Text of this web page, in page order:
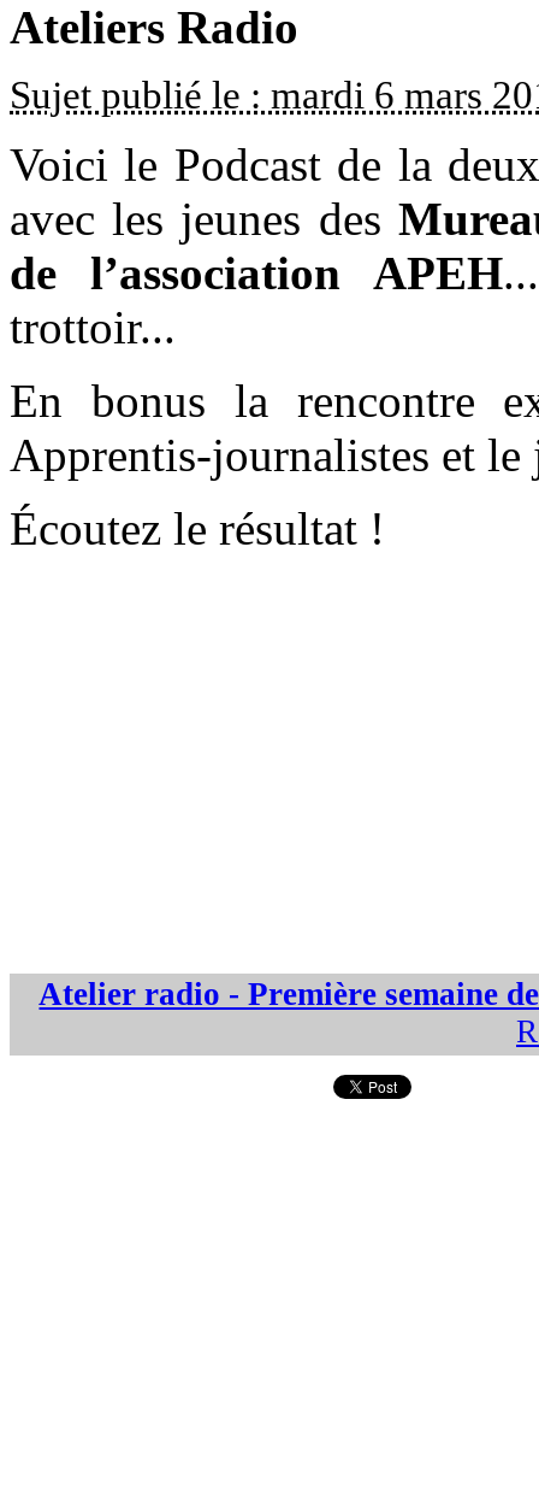
Ateliers Radio
Sujet publié le : mardi 6 mars
Voici le Podcast de la
avec les jeunes des
de l’association APEH
trottoir...
En bonus la rencontre
Apprentis-journalistes et
Écoutez le résultat !
Atelier radio - Première semaine